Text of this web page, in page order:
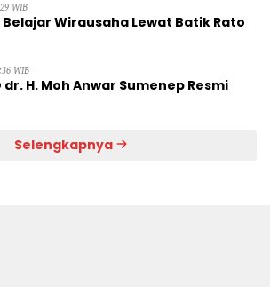
WIB
Belajar Wirausaha Lewat Batik Rato
WIB
dr. H. Moh Anwar Sumenep Resmi
Selengkapnya